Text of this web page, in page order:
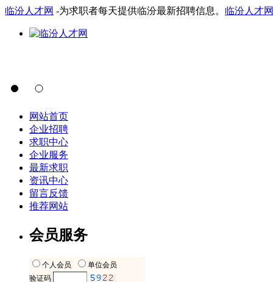
临汾人才网 -为求职者每天提供临汾最新招聘信息。 临汾人才网
网站首页
企业招聘
求职中心
企业服务
最新求职
资讯中心
留言反馈
推荐网站
会员服务